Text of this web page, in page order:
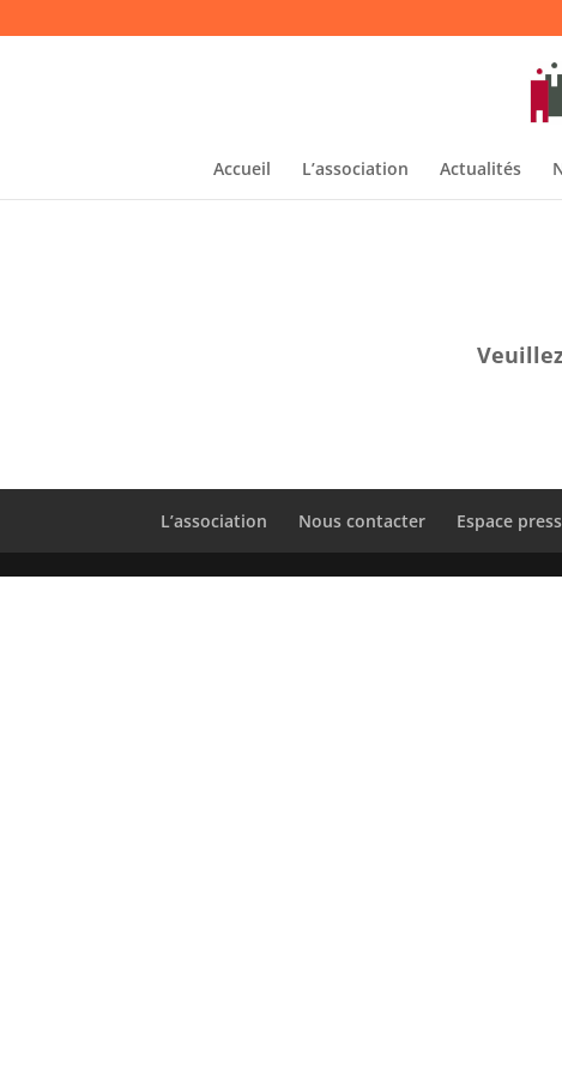
Accueil L’association Actualités
L’association Nous contacter Espace